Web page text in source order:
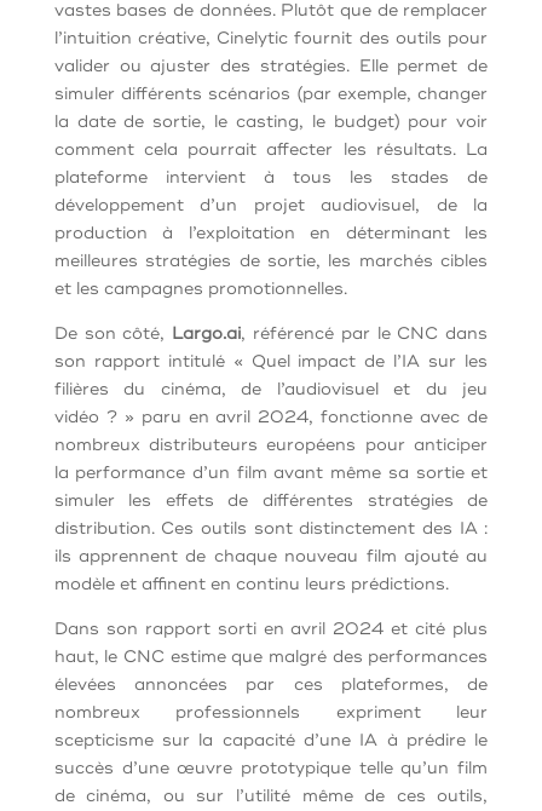
vastes bases de données. Plutôt que de remplacer
l’intuition créative, Cinelytic fournit des outils pour
valider ou ajuster des stratégies. Elle permet de
simuler différents scénarios (par exemple, changer
la date de sortie, le casting, le budget) pour voir
comment cela pourrait affecter les résultats. La
plateforme intervient à tous les stades de
développement d’un projet audiovisuel, de la
production à l’exploitation en déterminant les
meilleures stratégies de sortie, les marchés cibles
et les campagnes promotionnelles.
De son côté, Largo.ai, référencé par le CNC dans
son rapport intitulé « Quel impact de l’IA sur les
filières du cinéma, de l’audiovisuel et du jeu
vidéo ? » paru en avril 2024, fonctionne avec de
nombreux distributeurs européens pour anticiper
la performance d’un film avant même sa sortie et
simuler les effets de différentes stratégies de
distribution. Ces outils sont distinctement des IA :
ils apprennent de chaque nouveau film ajouté au
modèle et affinent en continu leurs prédictions.
Dans son rapport sorti en avril 2024 et cité plus
haut, le CNC estime que malgré des performances
élevées annoncées par ces plateformes, de
nombreux professionnels expriment leur
scepticisme sur la capacité d’une IA à prédire le
succès d’une œuvre prototypique telle qu’un film
de cinéma, ou sur l’utilité même de ces outils,